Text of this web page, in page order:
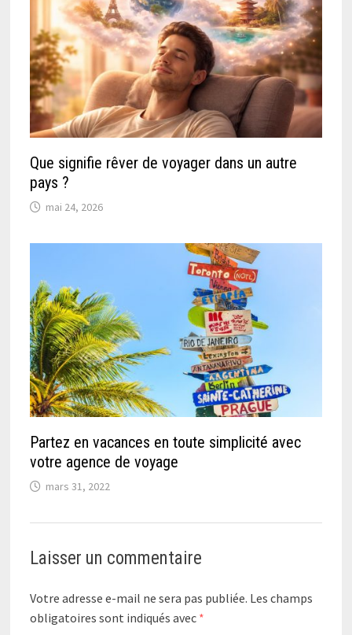
Que signifie rêver de voyager dans un autre
pays ?
mai 24, 2026
Partez en vacances en toute simplicité avec
votre agence de voyage
mars 31, 2022
Laisser un commentaire
Votre adresse e-mail ne sera pas publiée. Les champs
obligatoires sont indiqués avec *